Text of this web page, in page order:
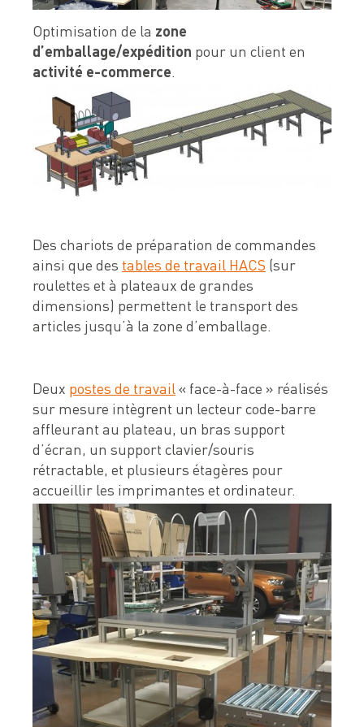
À propos de Neolution
Qui sommes-nous
Références clients
Témoignages
Nos partenaires
Support & SAV
Optimisation de la zone
d’emballage/expédition pour un client en
activité e-commerce.
Des chariots de préparation de commandes
ainsi que des tables de travail HACS (sur
roulettes et à plateaux de grandes
dimensions) permettent le transport des
articles jusqu’à la zone d’emballage.
Deux postes de travail« face-à-face » réalisés
sur mesure intègrent un lecteur code-barre
affleurant au plateau, un bras support
d’écran, un support clavier/souris
rétractable, et plusieurs étagères pour
accueillir les imprimantes et ordinateur.